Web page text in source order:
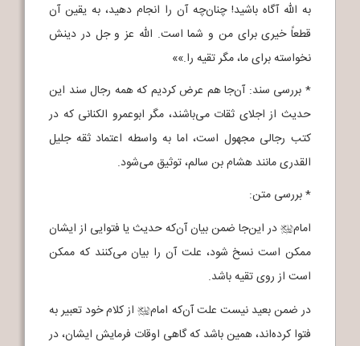
به الله آگاه باشید! چنان‌چه آن را انجام دهید، به یقین آن
قطعاً خیری برای من و شما است. الله عز و جل در دینش
نخواسته برای ما، مگر تقیه را.»»
* بررسی سند: آن‌جا هم عرض کردیم که همه رجال سند این
حدیث از اجلای ثقات می‌باشند، مگر ابوعمرو الکنانی که در
کتب رجالی مجهول است، اما به واسطه اعتماد ثقه جلیل
القدری مانند هشام بن سالم، توثیق می‌شود.
* بررسی متن:
امامj در این‌جا ضمن بیان آن‌که حدیث یا فتوایی از ایشان
ممکن است نسخ شود، علت آن را بیان می‌کنند که ممکن
است از روی تقیه باشد.
در ضمن بعید نیست علت آن‌که امامjاز کلام خود تعبیر به
فتوا کرده‌اند، همین باشد که گاهی اوقات فرمایش ایشان، در